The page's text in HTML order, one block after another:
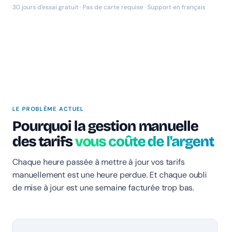
30 jours d'essai gratuit · Pas de carte requise · Support en français
LE PROBLÈME ACTUEL
Pourquoi la gestion manuelle
des tarifsvous coûte de l'argent
Chaque heure passée à mettre à jour vos tarifs
manuellement est une heure perdue. Et chaque oubli
de mise à jour est une semaine facturée trop bas.